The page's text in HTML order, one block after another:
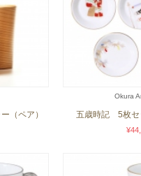
（ペア）
Okura
五歳時記 5枚セ